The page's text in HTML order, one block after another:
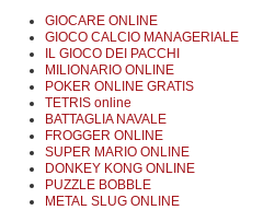
GIOCARE ONLINE
GIOCO CALCIO MANAGERIALE
IL GIOCO DEI PACCHI
MILIONARIO ONLINE
POKER ONLINE GRATIS
TETRIS online
BATTAGLIA NAVALE
FROGGER ONLINE
SUPER MARIO ONLINE
DONKEY KONG ONLINE
PUZZLE BOBBLE
METAL SLUG ONLINE